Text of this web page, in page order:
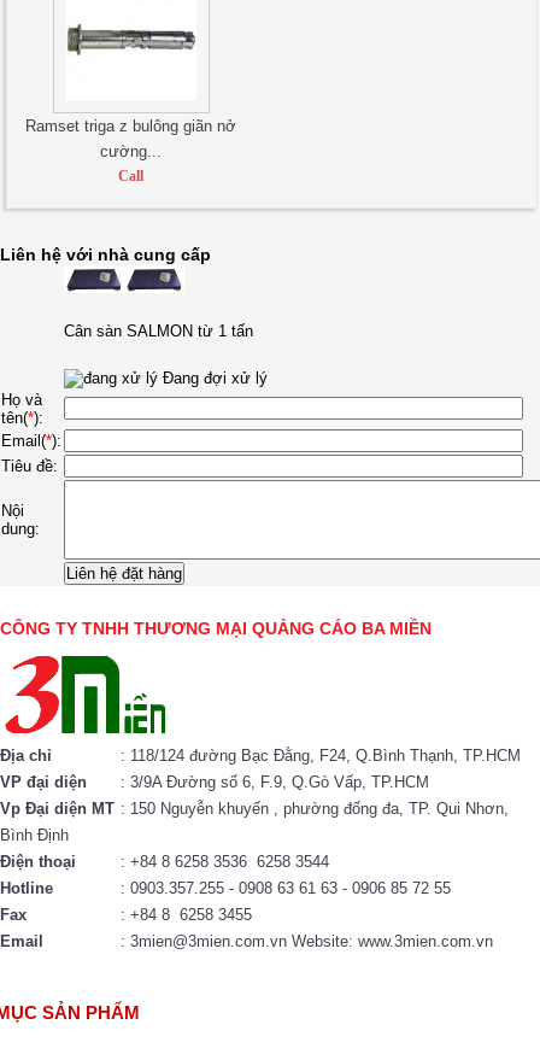
Ramset triga z bulông giãn nở
cường...
Call
Liên hệ với nhà cung cấp
Cân sàn SALMON từ 1 tấn
Đang đợi xử lý
Họ và
tên(*):
Email(*):
Tiêu đề:
Nội
dung:
CÔNG TY TNHH THƯƠNG MẠI QUẢNG CÁO BA MIỀN
Địa chỉ
: 118/124 đường Bạc Đằng, F24, Q.Bình Thạnh, TP.HCM
VP đại diện
: 3/9A Đường số 6, F.9, Q.Gò Vấp, TP.HCM
Vp Đại diện MT : 150 Nguyễn khuyến , phường đống đa, TP. Qui Nhơn,
Bình Định
Điện thoại
: +84 8 6258 3536 6258 3544
Hotline
: 0903.357.255 - 0908 63 61 63 - 0906 85 72 55
Fax
: +84 8 6258 3455
Email
: 3mien@3mien.com.vn Website: www.3mien.com.vn
SẢN PHẨM